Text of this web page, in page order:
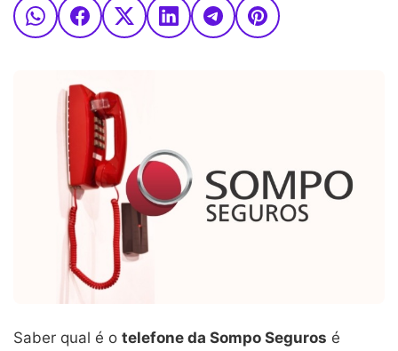
Saber qual é o telefone da Sompo Seguros é